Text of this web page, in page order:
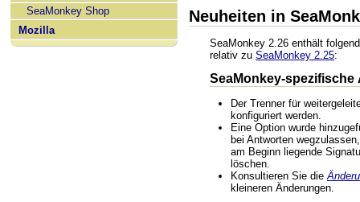
SeaMonkey Shop
Mozilla
Neuheiten in
SeaMonkey 2.26 enthält
relativ zu SeaMonkey 2.25:
SeaMonkey-spezifische
Der Trenner für
konfiguriert werden.
Eine Option wurde
bei Antworten
am Beginn liegende
löschen.
Konsultieren Sie die
kleineren Änderungen.